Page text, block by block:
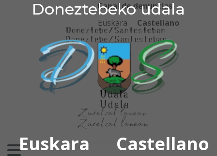
Doneztebeko udala
Euskara Castellano
Ir al contenido
Doneztebeko udala
Canal de denuncias
Euskara
Castellano